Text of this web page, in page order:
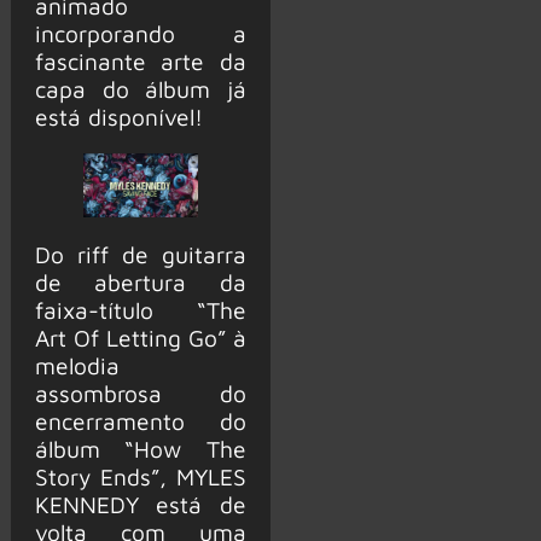
incorporando a
fascinante arte da
capa do álbum já
está disponível!
Do riff de guitarra
de abertura da
faixa-título “The
Art Of Letting Go” à
melodia
assombrosa do
encerramento do
álbum “How The
Story Ends”, MYLES
KENNEDY está de
volta com uma